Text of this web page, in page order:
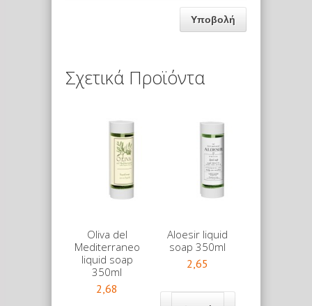
Σχετικά Προϊόντα
Oliva del
Mediterraneo
liquid soap
350ml
2,68
Aloesir liquid
soap 350ml
2,65